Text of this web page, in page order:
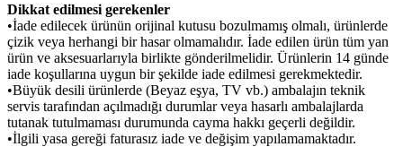
Dikkat edilmesi gerekenler
•İade edilecek ürünün orijinal kutusu bozulmamış olmalı, ürünlerde
çizik veya herhangi bir hasar olmamalıdır. İade edilen ürün tüm yan
ürün ve aksesuarlarıyla birlikte gönderilmelidir. Ürünlerin 14 günde
iade koşullarına uygun bir şekilde iade edilmesi gerekmektedir.
•Büyük desili ürünlerde (Beyaz eşya, TV vb.) ambalajın teknik
servis tarafından açılmadığı durumlar veya hasarlı ambalajlarda
tutanak tutulmaması durumunda cayma hakkı geçerli değildir.
•İlgili yasa gereği faturasız iade ve değişim yapılamamaktadır.